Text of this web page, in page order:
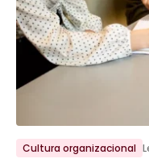
Ir para o post
Cultura organizacional